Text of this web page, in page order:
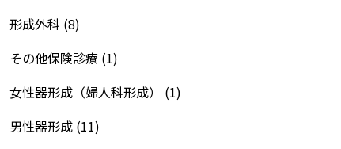
形成外科 (8)
その他保険診療 (1)
女性器形成（婦人科形成）
(1)
男性器形成 (11)